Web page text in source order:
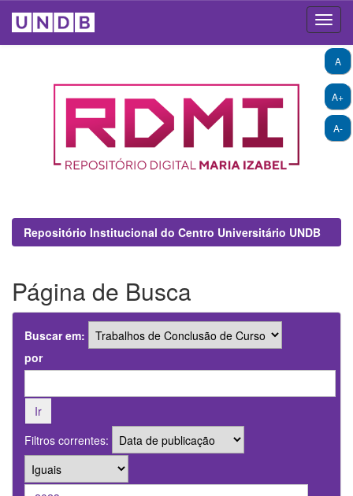
A+
A-
A
Repositório Institucional do Centro Universitário UNDB
Página de Busca
Buscar em:
por
Filtros correntes: